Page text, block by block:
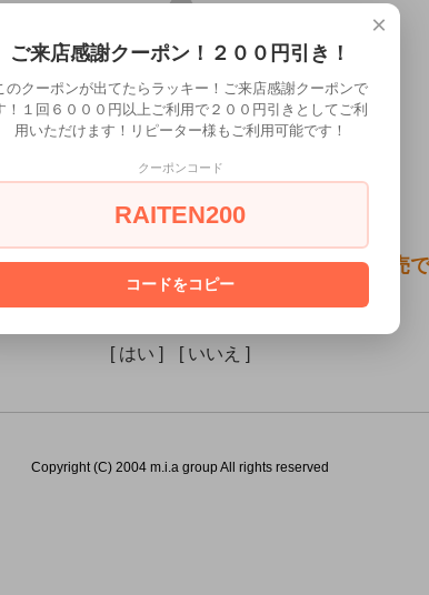
350ml （１個））は18歳未満の方には販売で
[ はい ]
[ いいえ ]
Copyright (C) 2004 m.i.a group All rights reserved
×
ご来店感謝クーポン！２００円引き！
のクーポンが出てたらラッキー！ご来店感謝クーポンで
！１回６０００円以上ご利用で２００円引きとしてご利
用いただけます！リピーター様もご利用可能です！
クーポンコード
RAITEN200
コードをコピー